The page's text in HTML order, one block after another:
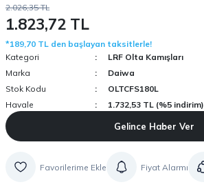
2.026,35 TL
1.823,72 TL
*189,70 TL den başlayan taksitlerle!
Kategori
LRF Olta Kamışları
Marka
Daiwa
Stok Kodu
OLTCFS180L
Havale
1.732,53 TL (%5 indirim)
Gelince Haber Ver
Fiyat Alarmı